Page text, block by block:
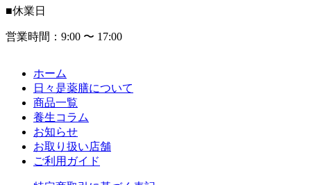
■休業日
営業時間：9:00 〜 17:00
ホーム
日々是薬膳について
商品一覧
養生コラム
お知らせ
お取り扱い店舗
ご利用ガイド